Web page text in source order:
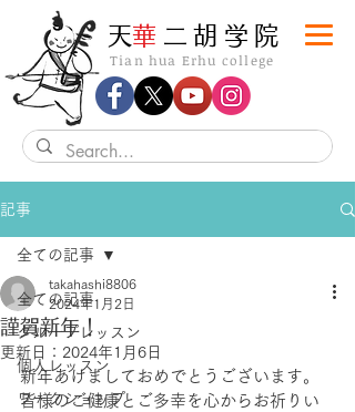
Tian hua Erhu college
​天華 二胡学院
記事
全ての記事
グループレッスン
個人レッスン
ワークショップ
全ての記事
謹賀新年！
takahashi8806
2024年1月2日
更新日： 2024年1月6日
新年あけましておめでとうございます。
皆様のご健康とご多幸を心からお祈りい